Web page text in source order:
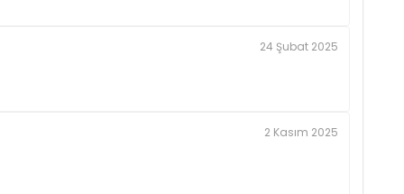
24 Şubat 2025
2 Kasım 2025